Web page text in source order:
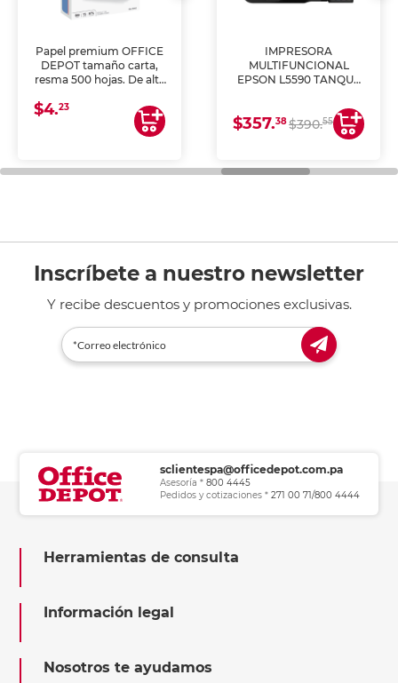
Papel premium OFFICE
DEPOT tamaño carta,
resma 500 hojas. De alta
uniforme, ideal para
impresoras de inyección
de tinta y láser,
general de oficina.
$4.23
IMPRESORA
MULTIFUNCIONAL
EPSON L5590 TANQUE
COPIA Y ESCANEA)
$357.38$390.55
Inscríbete a nuestro newsletter
Y recibe descuentos y promociones exclusivas.
sclientespa@officedepot.com.pa
Asesoría * 800 4445
Pedidos y cotizaciones * 271 00 71/800 4444
Herramientas de consulta
Información legal
Nosotros te ayudamos